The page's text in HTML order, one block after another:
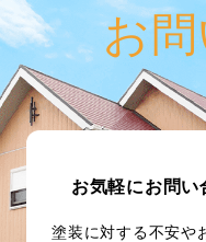
お
お気軽にお問い
塗装に対する不安や